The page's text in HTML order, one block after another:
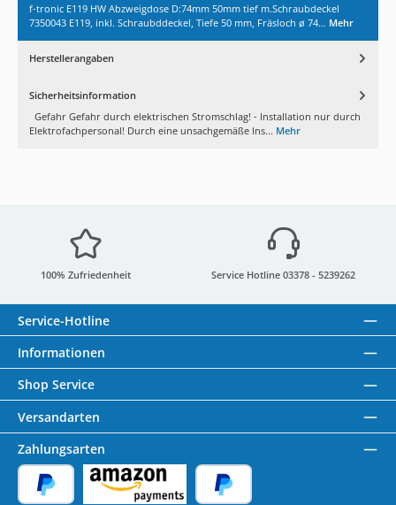
f-tronic E119 HW Abzweigdose D:74mm 50mm tief m.Schraubdeckel
7350043 E119, inkl. Schraubddeckel, Tiefe 50 mm, Fräsloch ø 74… Mehr
Herstellerangaben
Sicherheitsinformation
Gefahr Gefahr durch elektrischen Stromschlag! - Installation nur durch
Elektrofachpersonal! Durch eine unsachgemäße Ins... Mehr
100% Zufriedenheit Service Hotline 03378 - 5239262
Service-Hotline
Informationen
Shop Service
Versandarten
Zahlungsarten